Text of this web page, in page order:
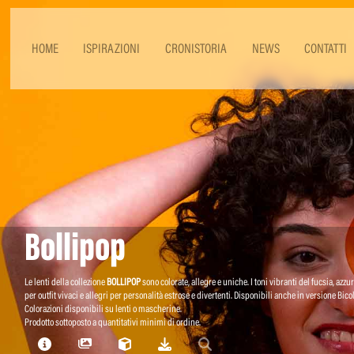
HOME ISPIRAZIONI CRONISTORIA NEWS CONTATTI
Bollipop
Le lenti della collezioneBOLLIPOPsono colorate, allegre e uniche. I toni vibranti del fucsia,
per outfit vivaci e allegri per personalità estrose e divertenti. Disponibili anche in versione
Colorazioni disponibili su lenti o mascherine.
Prodotto sottoposto a quantitativi minimi di ordine.